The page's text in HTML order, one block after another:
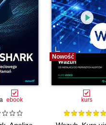
ebook
Nowość
kurs